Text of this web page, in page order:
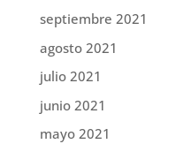
septiembre 2021
agosto 2021
julio 2021
junio 2021
mayo 2021